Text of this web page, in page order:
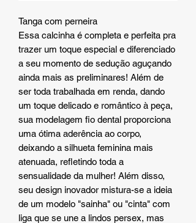
Tanga com perneira
Essa calcinha é completa e perfeita pra
trazer um toque especial e diferenciado
a seu momento de sedução aguçando
ainda mais as preliminares! Além de
ser toda trabalhada em renda, dando
um toque delicado e romântico à peça,
sua modelagem fio dental proporciona
uma ótima aderência ao corpo,
deixando a silhueta feminina mais
atenuada, refletindo toda a
sensualidade da mulher! Além disso,
seu design inovador mistura-se a ideia
de um modelo "sainha" ou "cinta" com
liga que se une a lindos persex, mas